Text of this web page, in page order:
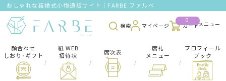
おしゃれな結婚式小物通販サイト｜FARBE ファルベ
検索 マイページ
0
カート
顔合わせ
しおり･ギフト
/
紙 WEB
招待状
/
席次表
/
席礼
メニュー
/
プロフィール
ブック